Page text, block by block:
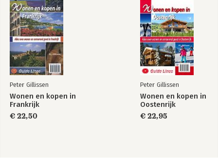
Peter Gillissen
Wonen en kopen in
Frankrijk
€ 22,50
Peter Gillissen
Wonen en kopen in
Oostenrijk
€ 22,95